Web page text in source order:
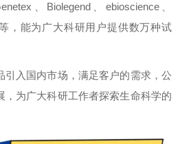
Biolegend、 ebioscience、
，能为广大科研用户提供数万种试
引入国内市场，满足客户的需求，公
，为广大科研工作者探索生命科学的